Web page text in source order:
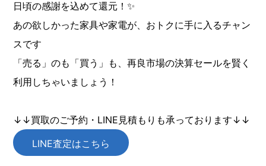
日頃の感謝を込めて還元！✨
あの欲しかった家具や家電が、おトクに手に入るチャン
スです
「売る」のも「買う」も、再良市場の決算セールを賢く
利用しちゃいましょう！
↓↓買取のご予約・LINE見積もりも承っております↓↓
LINE査定はこちら